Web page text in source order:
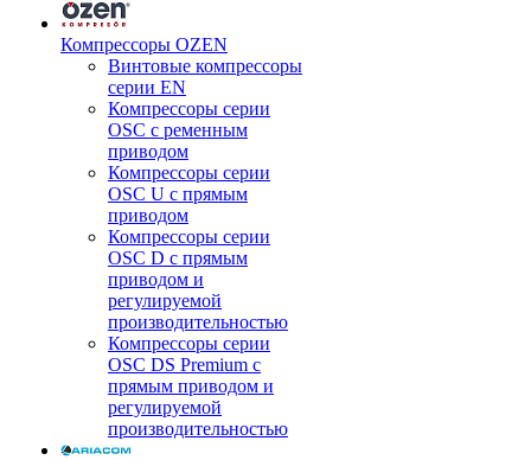
Компрессоры OZEN
Винтовые компрессоры
серии EN
Компрессоры серии
OSC с ременным
приводом
Компрессоры серии
OSC U с прямым
приводом
Компрессоры серии
OSC D с прямым
приводом и
регулируемой
производительностью
Компрессоры серии
OSC DS Premium с
прямым приводом и
регулируемой
производительностью